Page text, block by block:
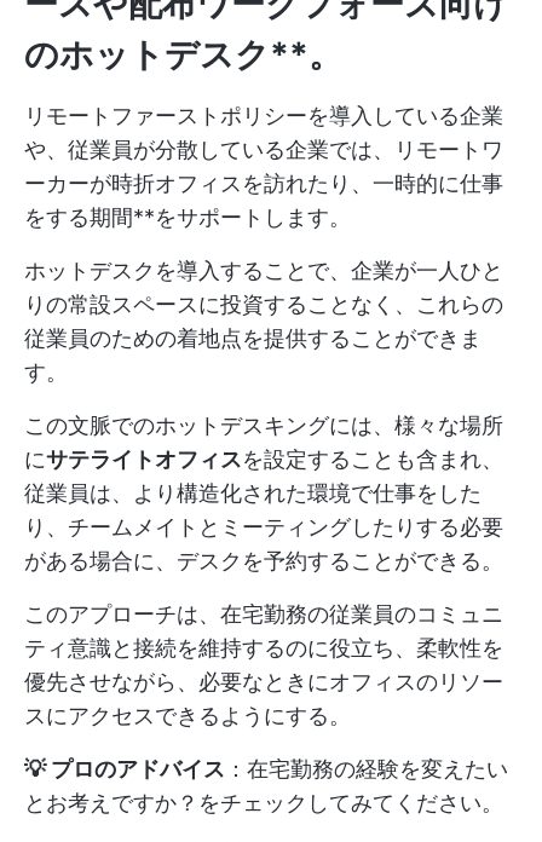
のホットデスク**。
リモートファーストポリシーを導入している企業
や、従業員が分散している企業では、リモートワ
ーカーが時折オフィスを訪れたり、一時的に仕事
をする期間**をサポートします。
ホットデスクを導入することで、企業が一人ひと
りの常設スペースに投資することなく、これらの
従業員のための着地点を提供することができま
す。
この文脈でのホットデスキングには、様々な場所
にサテライトオフィスを設定することも含まれ、
従業員は、より構造化された環境で仕事をした
り、チームメイトとミーティングしたりする必要
がある場合に、デスクを予約することができる。
このアプローチは、在宅勤務の従業員のコミュニ
ティ意識と接続を維持するのに役立ち、柔軟性を
優先させながら、必要なときにオフィスのリソー
スにアクセスできるようにする。
💡 プロのアドバイス ：在宅勤務の経験を変えたい
とお考えですか？をチェックしてみてください。